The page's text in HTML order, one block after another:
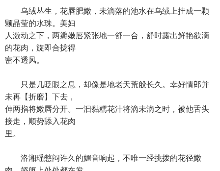
乌绒丛生，花唇肥嫩，未滴落的池水在乌绒上挂成一颗
颗晶莹的水珠。美妇
人激动之下，两瓣嫩唇紧张地一舒一合，舒时露出鲜艳欲滴
的花肉，旋即合拢得
密不透风。
只是几眨眼之息，却像是地老天荒般长久。幸好情郎并
未再【折磨】下去，
伸两指将嫩唇分开。一汩黏糯花汁将滴未滴之时，被他舌头
接走，顺势舔入花肉
里。
洛湘瑶憋闷许久的媚音响起，不唯一经挑拨的花径嫩